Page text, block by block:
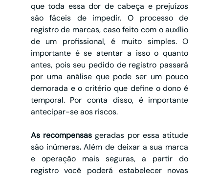
que toda essa dor de cabeça e prejuízos
são fáceis de impedir. O processo de
registro de marcas, caso feito com o auxílio
de um profissional, é muito simples. O
importante é se atentar a isso o quanto
antes, pois seu pedido de registro passará
por uma análise que pode ser um pouco
demorada e o critério que define o dono é
temporal. Por conta disso, é importante
antecipar-se aos riscos.
As recompensas geradas por essa atitude
são inúmeras. Além de deixar a sua marca
e operação mais seguras, a partir do
registro você poderá estabelecer novas